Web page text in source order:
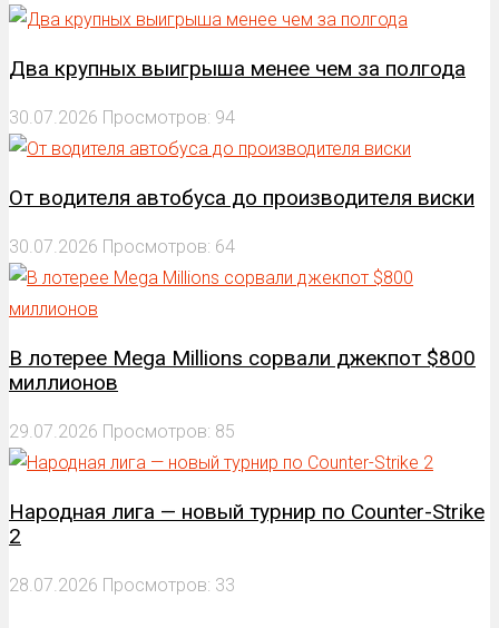
Два крупных выигрыша менее чем за полгода
30.07.2026 Просмотров: 94
От водителя автобуса до производителя виски
30.07.2026 Просмотров: 64
В лотерее Mega Millions сорвали джекпот $800
миллионов
29.07.2026 Просмотров: 85
Народная лига — новый турнир по Counter-Strike
2
28.07.2026 Просмотров: 33